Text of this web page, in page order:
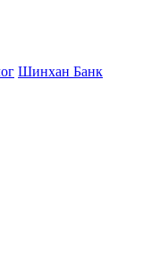
Шинхан Банк